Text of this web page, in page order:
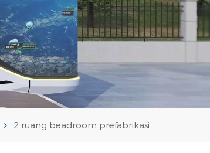
Français
Русский
2 ruang beadroom prefabrikasi